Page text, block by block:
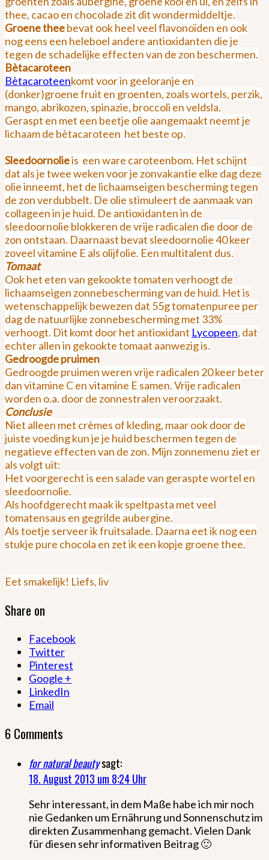
thee, cacao en chocolade zit dit wondermiddeltje.
Groene theebevat ook heel veel flavonoïden en ook
nog eens een heleboel andere antioxidanten die je
tegen de schadelijke effecten van de zon beschermen.
Bètacaroteen
Bètacaroteenkomt voor in geeloranje en
(donker)groene fruit en groenten, zoals wortels, perzik,
mango, abrikozen, spinazie, broccoli en veldsla.
Geraspt en met een beetje olie aangemaakt neemt je
lichaam de bètacaroteen het beste op.
Sleedoornolieis een ware caroteenbom. Het schijnt
dat als je twee weken voor je zonvakantie elke dag deze
olie inneemt, het de lichaamseigen bescherming tegen
de zon verdubbelt. De olie stimuleert de aanmaak van
collageen in je huid. De antioxidanten in de
sleedoornolie blokkeren de vrije radicalen die door de
zon ontstaan. Daarnaast bevat sleedoornolie 40 keer
zoveel vitamine E als olijfolie. Een multitalent dus.
Tomaat
Ook het eten van gekookte tomaten verhoogt de
lichaamseigen zonnebescherming van de huid. Het is
wetenschappelijk bewezen dat 55g tomatenpuree per
dag de natuurlijke zonnebescherming met 33%
verhoogt. Dit komt door het antioxidant Lycopeen, dat
echter allen in gekookte tomaat aanwezig is.
Gedroogde pruimen
Gedroogde pruimen weren vrije radicalen 20 keer beter
dan vitamine C en vitamine E samen. Vrije radicalen
worden o.a. door de zonnestralen veroorzaakt.
Conclusie
Niet alleen met crèmes of kleding, maar ook door de
juiste voeding kun je je huid beschermen tegen de
negatieve effecten van de zon. Mijn zonnemenu ziet er
als volgt uit:
Het voorgerecht is een salade van geraspte wortel en
sleedoornolie.
Als hoofdgerecht maak ik speltpasta met veel
tomatensaus en gegrilde aubergine.
Als toetje serveer ik fruitsalade. Daarna eet ik nog een
stukje pure chocola en zet ik een kopje groene thee.
Eet smakelijk! Liefs, liv
Share on
Facebook
Twitter
Pinterest
Google +
LinkedIn
Email
6 Comments
for natural beautysagt:
18. August 2013 um 8:24 Uhr
Sehr interessant, in dem Maße habe ich mir noch
nie Gedanken um Ernährung und Sonnenschutz im
direkten Zusammenhang gemacht. Vielen Dank
für diesen sehr informativen Beitrag 🙂